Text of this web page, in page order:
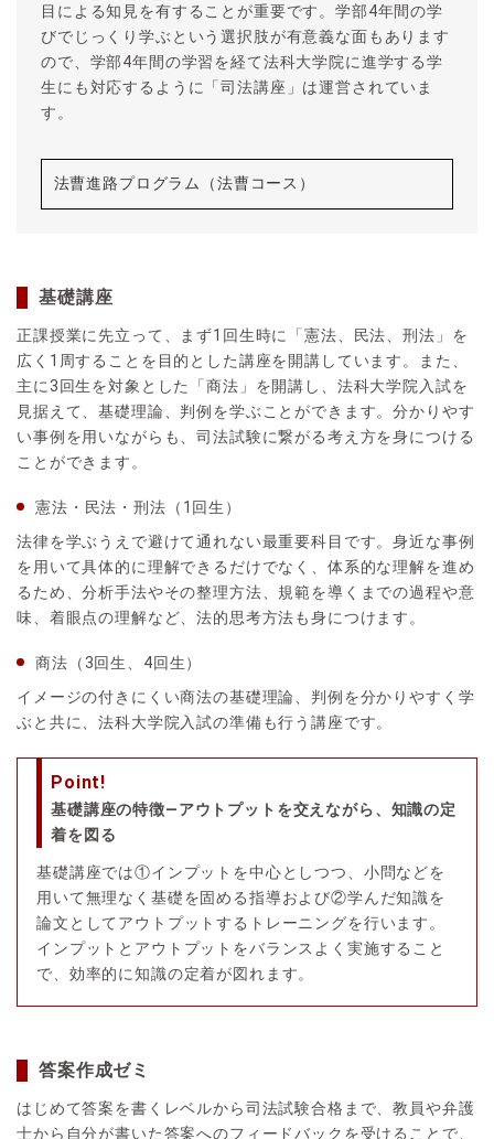
目による知見を有することが重要です。学部4年間の学
びでじっくり学ぶという選択肢が有意義な面もあります
ので、学部4年間の学習を経て法科大学院に進学する学
生にも対応するように「司法講座」は運営されていま
す。
法曹進路プログラム（法曹コース）
基礎講座
正課授業に先立って、まず1回生時に「憲法、民法、刑法」を
広く1周することを目的とした講座を開講しています。また、
主に3回生を対象とした「商法」を開講し、法科大学院入試を
見据えて、基礎理論、判例を学ぶことができます。分かりやす
い事例を用いながらも、司法試験に繋がる考え方を身につける
ことができます。
憲法・民法・刑法（1回生）
法律を学ぶうえで避けて通れない最重要科目です。身近な事例
を用いて具体的に理解できるだけでなく、体系的な理解を進め
るため、分析手法やその整理方法、規範を導くまでの過程や意
味、着眼点の理解など、法的思考方法も身につけます。
商法（3回生、4回生）
イメージの付きにくい商法の基礎理論、判例を分かりやすく学
ぶと共に、法科大学院入試の準備も行う講座です。
Point!
基礎講座の特徴―アウトプットを交えながら、知識の定
着を図る
基礎講座では①インプットを中心としつつ、小問などを
用いて無理なく基礎を固める指導および②学んだ知識を
論文としてアウトプットするトレーニングを行います。
インプットとアウトプットをバランスよく実施すること
で、効率的に知識の定着が図れます。
答案作成ゼミ
はじめて答案を書くレベルから司法試験合格まで、教員や弁護
士から自分が書いた答案へのフィードバックを受けることで、